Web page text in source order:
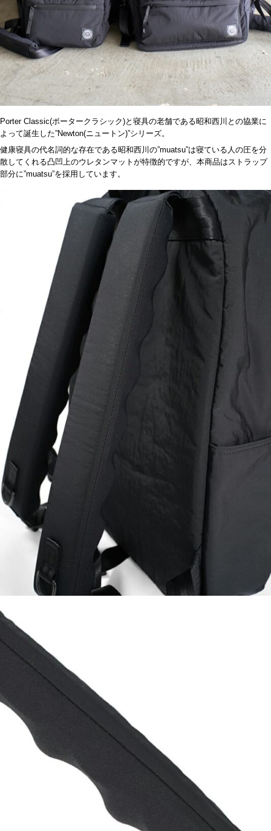
Porter Classic(ポータークラシック)と寝具の老舗である昭和西川との協業に
よって誕生した”Newton(ニュートン)”シリーズ。
健康寝具の代名詞的な存在である昭和西川の”muatsu”は寝ている人の圧を分
散してくれる凸凹上のウレタンマットが特徴的ですが、本商品はストラップ
部分に”muatsu”を採用しています。